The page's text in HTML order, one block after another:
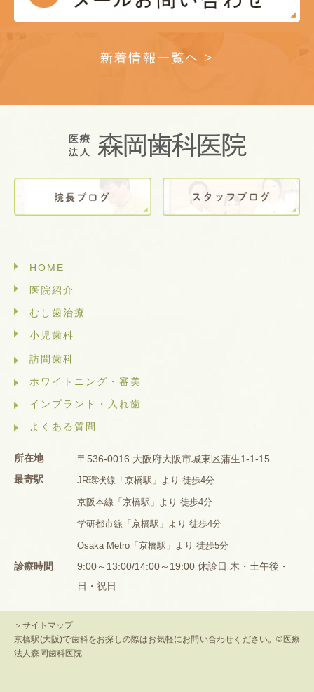
新着情報一覧へ >
HOME
医院紹介
むし歯治療
小児歯科
訪問歯科
ホワイトニング・審美
インプラント・入れ歯
よくある質問
所在地
〒536-0016 大阪府大阪市城東区蒲生1-1-15
最寄駅
JR環状線「京橋駅」より 徒歩4分
京阪本線「京橋駅」より 徒歩4分
学研都市線「京橋駅」より 徒歩4分
Osaka Metro「京橋駅」より 徒歩5分
診療時間
9:00～13:00/14:00～19:00 休診日 木・土午後・
日・祝日
＞サイトマップ
京橋駅(大阪)で歯科をお探しの際はお気軽にお問い合わせください。©医療
法人森岡歯科医院